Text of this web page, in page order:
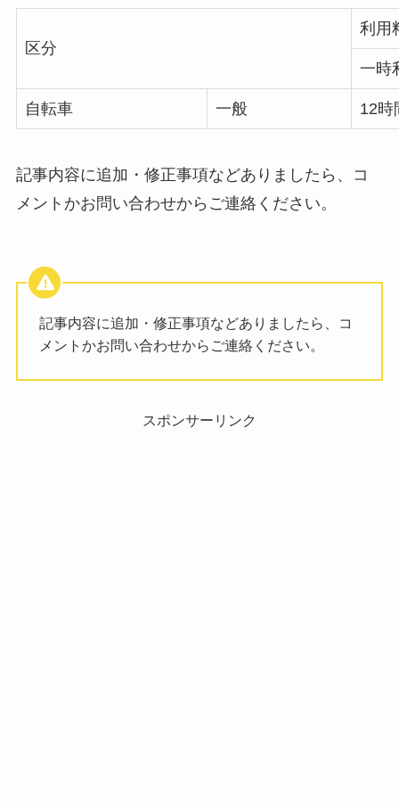
区分
利用
一時
自転車 一般 12時
記事内容に追加・修正事項などありましたら、コ
メントかお問い合わせからご連絡ください。
記事内容に追加・修正事項などありましたら、コ
メントかお問い合わせからご連絡ください。
スポンサーリンク